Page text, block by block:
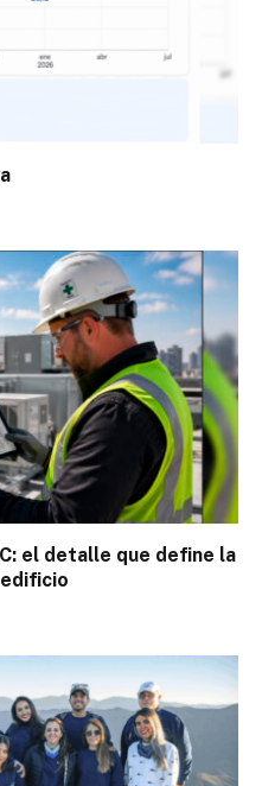
el detalle que define la